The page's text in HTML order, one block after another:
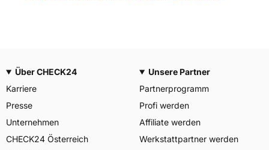
Über CHECK24
Karriere
Presse
Unternehmen
CHECK24 Österreich
Unsere Partner
Partnerprogramm
Profi werden
Affiliate werden
Werkstattpartner werden